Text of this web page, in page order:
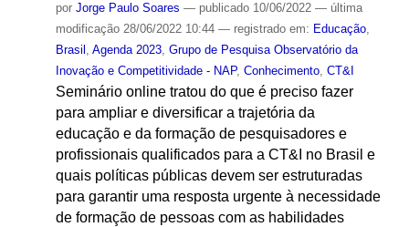
por Jorge Paulo Soares — publicado10/06/2022 — última
modificação28/06/2022 10:44 — registrado em: Educação,
Brasil Agenda 2023, Grupo de Pesquisa Observatório da
Inovação e Competitividade - NAP, Conhecimento, CT&I
Seminário online tratou do que é preciso fazer
para ampliar e diversificar a trajetória da
educação e da formação de pesquisadores e
profissionais qualificados para a CT&I no Brasil e
quais políticas públicas devem ser estruturadas
para garantir uma resposta urgente à necessidade
de formação de pessoas com as habilidades